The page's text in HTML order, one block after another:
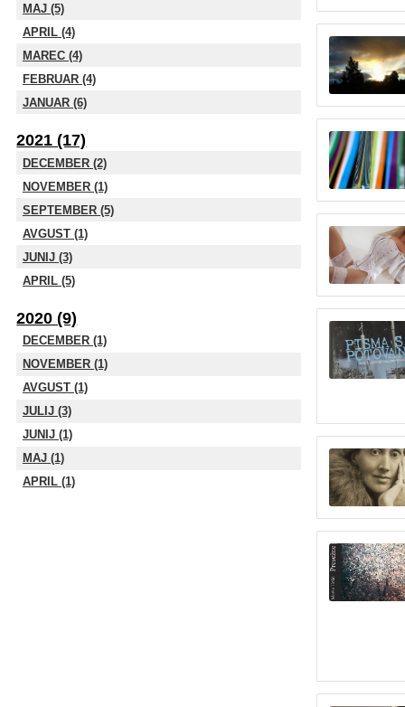
MAJ (5)
APRIL (4)
MAREC (4)
FEBRUAR (4)
JANUAR (6)
2021 (17)
DECEMBER (2)
NOVEMBER (1)
SEPTEMBER (5)
AVGUST (1)
JUNIJ (3)
APRIL (5)
2020 (9)
DECEMBER (1)
NOVEMBER (1)
AVGUST (1)
JULIJ (3)
JUNIJ (1)
MAJ (1)
APRIL (1)